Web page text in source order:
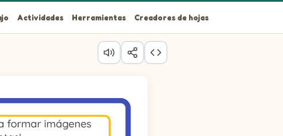
Actividades Herramientas Creadores de hojas